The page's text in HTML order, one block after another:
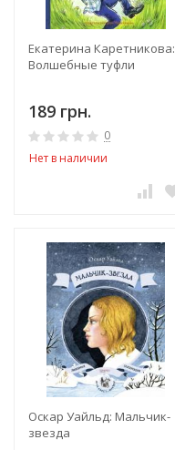
Екатерина Каретникова:
Волшебные туфли
189 грн.
0
Нет в наличии
Оскар Уайльд: Мальчик-
звезда